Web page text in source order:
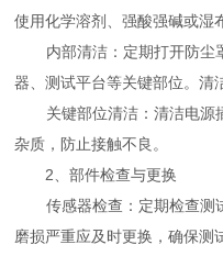
使用化学溶剂、强酸强碱或湿
内部清洁：定期打开防尘
器、测试平台等关键部位。清
关键部位清洁：清洁电源
杂质，防止接触不良。
2、部件检查与更换
传感器检查：定期检查测
磨损严重应及时更换，确保测